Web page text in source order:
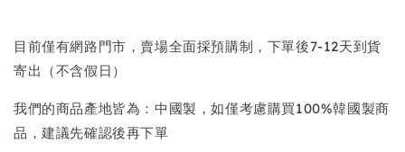
目前僅有網路門市，賣場全面採預購制，下單後7-12天到貨
寄出（不含假日）
我們的商品產地皆為：中國製，如僅考慮購買100%韓國製商
品，建議先確認後再下單